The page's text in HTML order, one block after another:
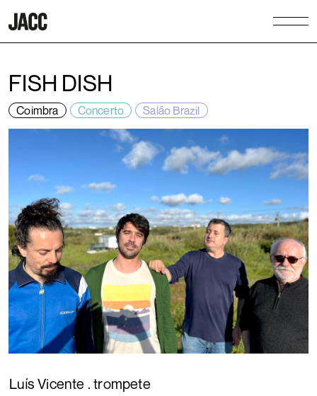
FISH DISH
Coimbra Concerto Salão Brazil
Luís Vicente . trompete